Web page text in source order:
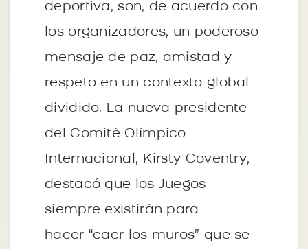
deportiva, son, de acuerdo con
los organizadores, un poderoso
mensaje de paz, amistad y
respeto en un contexto global
dividido. La nueva presidente
del Comité Olímpico
Internacional, Kirsty Coventry,
destacó que los Juegos
siempre existirán para
hacer “caer los muros” que se